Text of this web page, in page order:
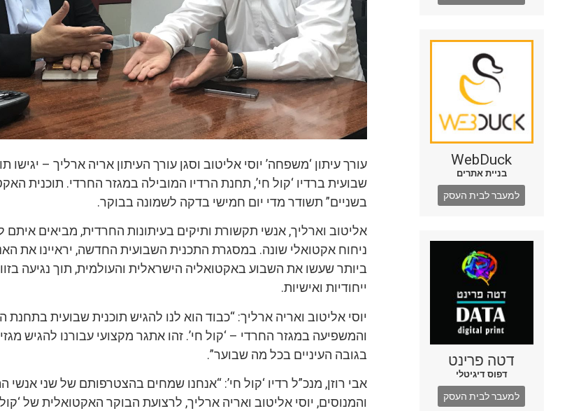
WebDuck
בניית אתרים
למעבר לבית העסק
דטה פרינט
דפוס דיגיטלי
למעבר לבית העסק
עורך עיתון ‘משפחה’ יוסי אליטוב וסגן עורך העיתון אריה ארליך – יגישו
שבועית ברדיו ‘קול חי’, תחנת הרדיו המובילה במגזר החרדי. תוכנית
בשניים” תשודר מדי יום חמישי בדקה לשמונה בבוקר.
אליטוב וארליך, אנשי תקשורת ותיקים בעיתונות החרדית, מביאים
ניחוח אקטואלי שונה. במסגרת התכנית השבועית החדשה, יראיינו את
ביותר שעשו את השבוע באקטואליה הישראלית והעולמית, תוך נגיעה
ייחודיות ואישיות.
יוסי אליטוב ואריה ארליך: “כבוד הוא לנו להגיש תוכנית שבועית בתחנת
והמשפיעה במגזר החרדי – ‘קול חי’. זהו אתגר מקצועי עבורנו להגיש
בגובה העיניים בכל מה שבוער”.
אבי רוזן, מנכ”ל רדיו ‘קול חי’: “אנחנו שמחים בהצטרפותם של שני אנשי
והמנוסים, יוסי אליטוב ואריה ארליך, לרצועת הבוקר האקטואלית של